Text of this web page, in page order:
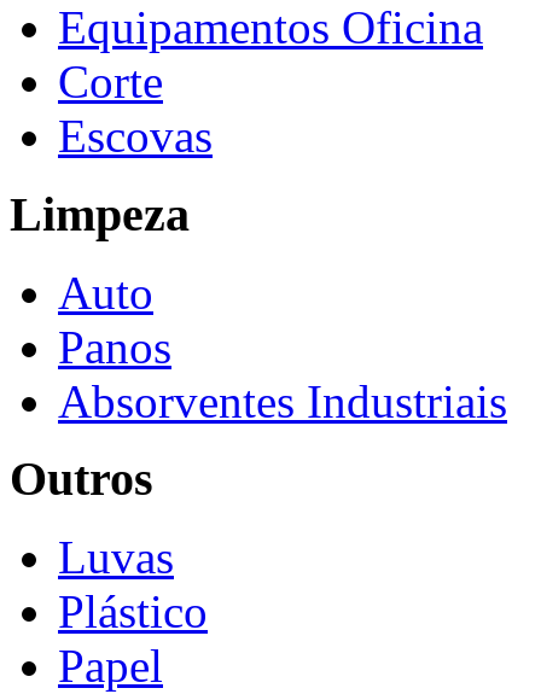
Equipamentos Oficina
Corte
Escovas
Limpeza
Auto
Panos
Absorventes Industriais
Outros
Luvas
Plástico
Papel